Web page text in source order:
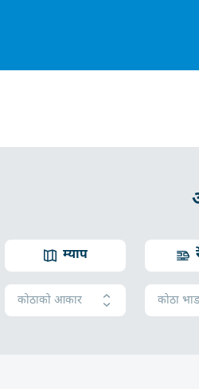
म्याप
कोठाको आकार कोठा